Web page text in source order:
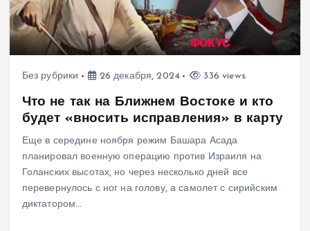
Без рубрики 26 декабря, 2024 336 views
Что не так на Ближнем Востоке и кто
будет «вносить исправления» в карту
Еще в середине ноября режим Башара Асада
планировал военную операцию против Израиля на
Голанских высотах, но через несколько дней все
перевернулось с ног на голову, а самолет с сирийским
диктатором…